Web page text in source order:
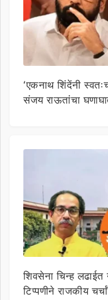
‘एकनाथ शिंदेंनी
संजय राऊतांचा
शिवसेना चिन्ह लढाईत
टिप्पणीने राजकीय